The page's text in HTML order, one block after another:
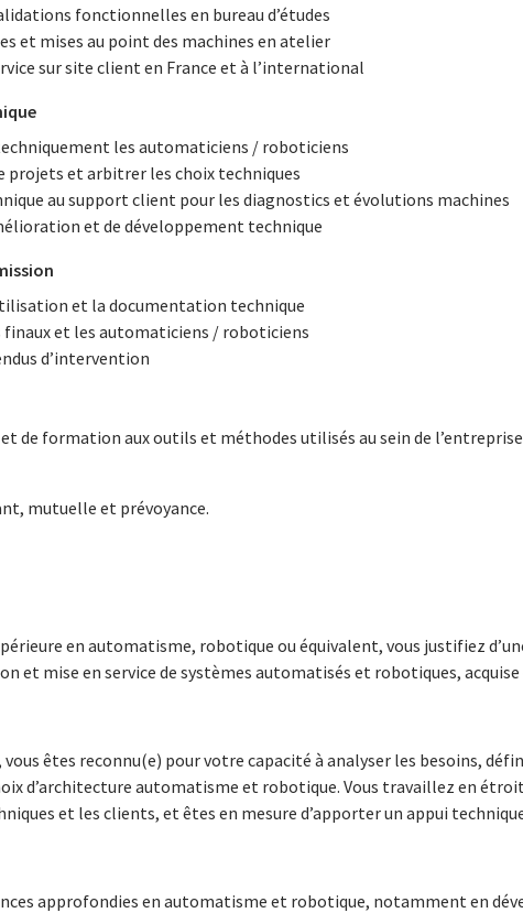
fonctionnelles en bureau d’études
et mises au point des machines en atelier
sur site client en France et à l’international
les automaticiens / roboticiens
projets et arbitrer les choix techniques
au support client pour les diagnostics et évolutions machines
et de développement technique
et la documentation technique
et les automaticiens / roboticiens
d’intervention
de formation aux outils et méthodes utilisés au sein de l’entreprise
mutuelle et prévoyance.
en automatisme, robotique ou équivalent, vous justifiez
et mise en service de systèmes automatisés et robotiques,
êtes reconnu(e) pour votre capacité à analyser les besoins,
d’architecture automatisme et robotique. Vous travaillez en
et les clients, et êtes en mesure d’apporter un appui
approfondies en automatisme et robotique, notamment en